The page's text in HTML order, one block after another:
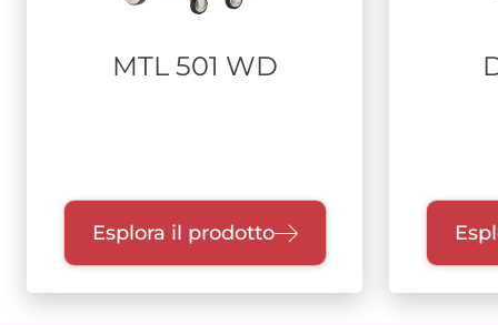
MTL 501 WD
Esplora il prodotto